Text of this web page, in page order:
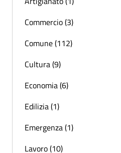
Commercio (3)
Comune (112)
Cultura (9)
Economia (6)
Edilizia (1)
Emergenza (1)
Lavoro (10)